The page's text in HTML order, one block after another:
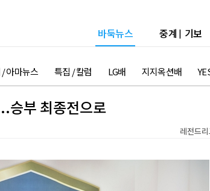
바둑뉴스 중계 | 기보
아마뉴스 특집 / 칼럼 LG배 지지옥션배
승부 최종전으로
레전드